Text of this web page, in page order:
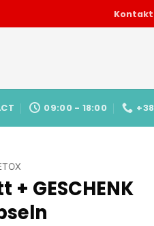
Kontakt
09:00 - 18:00
GESCHENK